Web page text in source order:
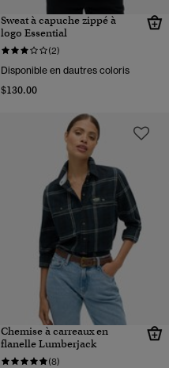
Sweat à capuche zippé à
logo Essential
(2)
Disponible en dautres coloris
$130.00
Chemise à carreaux en
flanelle Lumberjack
(8)